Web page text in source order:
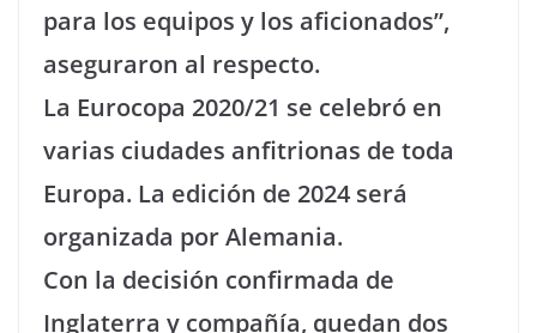
para los equipos y los aficionados”,
aseguraron al respecto.
La Eurocopa 2020/21 se celebró en
varias ciudades anfitrionas de toda
Europa. La edición de 2024 será
organizada por Alemania.
Con la decisión confirmada de
Inglaterra y compañía, quedan dos